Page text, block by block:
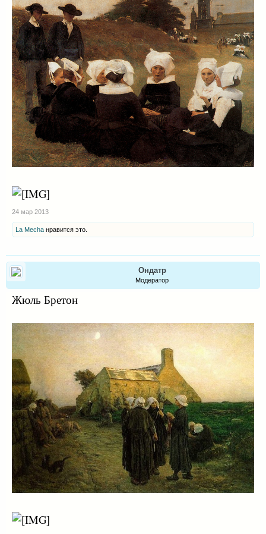
24 мар 2013
La Mecha нравится это.
Ондатр
Модератор
Жюль Бретон